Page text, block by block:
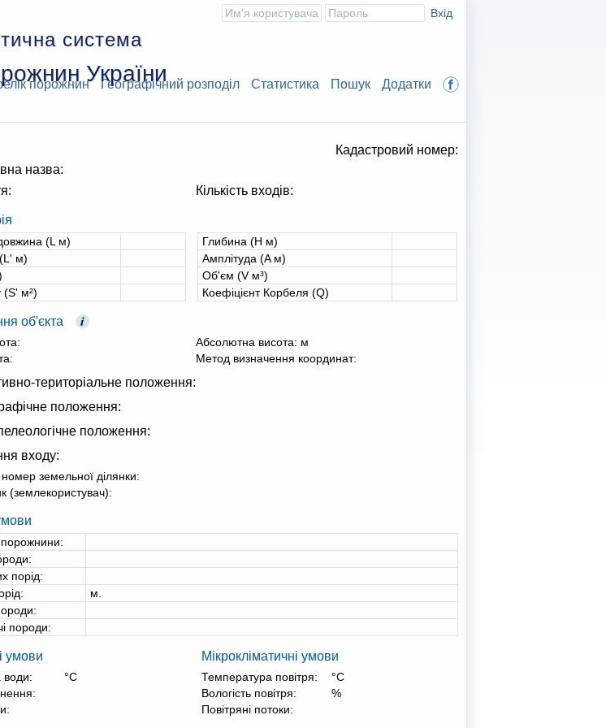
система
України
порожнин Географічний розподіл Статистика Пошук Додатки
Кадастровий номер:
назва:
Кількість входів:
(L м)
м)
(S' м²)
Глибина (H м)
Амплітуда (A м)
Об'єм (V м³)
Коефіцієнт Корбеля (Q)
об'єкта
Абсолютна висота: м
Метод визначення координат:
територіальне положення:
положення:
положення:
входу:
земельної ділянки:
(землекористувач):
порід:
м.
породи:
умови
води:
°С
Мікрокліматичні умови
Температура повітря:
°С
Вологість повітря:
%
Повітряні потоки: